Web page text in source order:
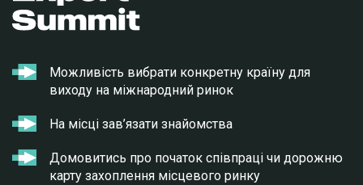
Можливість вибрати конкретну країну для
виходу на міжнародний ринок
На місці зав’язати знайомства
Домовитись про початок співпраці чи дорожню
карту захоплення місцевого ринку